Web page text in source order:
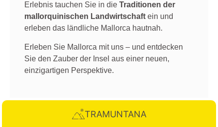
Erlebnis tauchen Sie in die Traditionen der
mallorquinischen Landwirtschaft ein und
erleben das ländliche Mallorca hautnah.
Erleben Sie Mallorca mit uns – und entdecken
Sie den Zauber der Insel aus einer neuen,
einzigartigen Perspektive.
TRAMUNTANA